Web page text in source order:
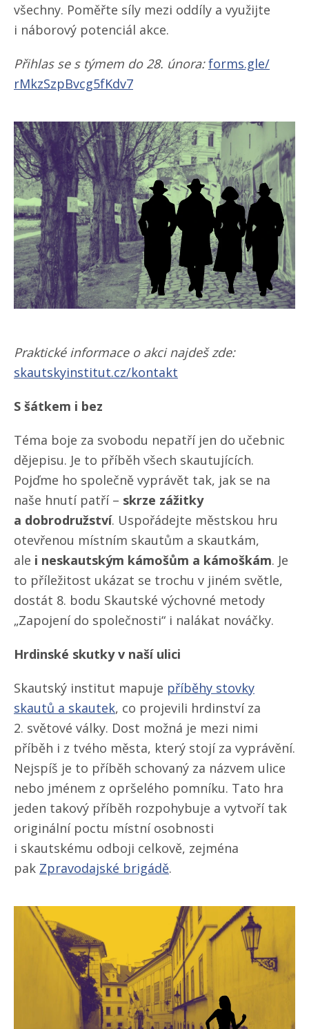
všechny. Poměřte síly mezi oddíly a využijte
i náborový potenciál akce.
Přihlas se s týmem do 28. února:forms.gle/​
rMkzSzpBvcg5fKdv7
Praktické informace o akci najdeš zde:
skautskyinstitut.cz/​kontakt
S šátkem i bez
Téma boje za svobodu nepatří jen do učebnic
dějepisu. Je to příběh všech skautujících.
Pojďme ho společně vyprávět tak, jak se na
naše hnutí patří – skrze zážitky
a dobrodružství. Uspořádejte městskou hru
otevřenou místním skautům a skautkám,
ale i neskautským kámošům a kámoškám. Je
to příležitost ukázat se trochu v jiném světle,
dostát 8. bodu Skautské výchovné metody
„Zapojení do společnosti“ i nalákat nováčky.
Hrdinské skutky v naší ulici
Skautský institut mapuje příběhy stovky
skautů a skautek, co projevili hrdinství za
2. světové války. Dost možná je mezi nimi
příběh i z tvého města, který stojí za vyprávění.
Nejspíš je to příběh schovaný za názvem ulice
nebo jménem z opršelého pomníku. Tato hra
jeden takový příběh rozpohybuje a vytvoří tak
originální poctu místní osobnosti
i skautskému odboji celkově, zejména
pak Zpravodajské brigádě.